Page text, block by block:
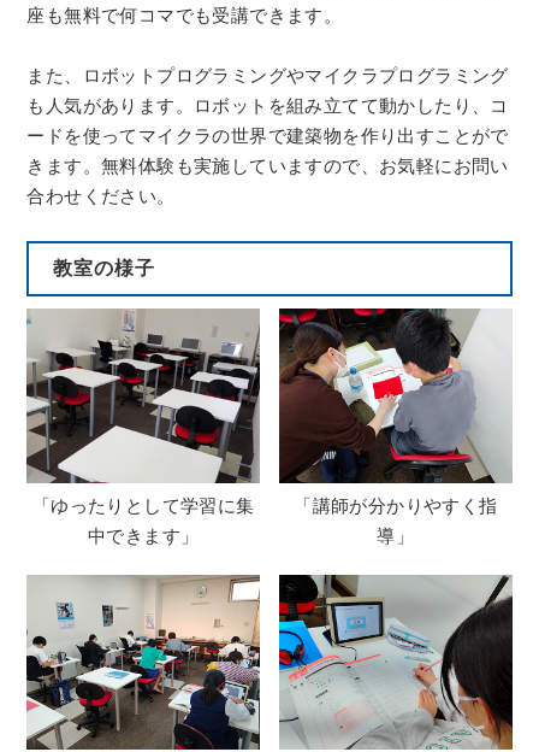
座も無料で何コマでも受講できます。
また、ロボットプログラミングやマイクラプログラミング
も人気があります。ロボットを組み立てて動かしたり、コ
ードを使ってマイクラの世界で建築物を作り出すことがで
きます。無料体験も実施していますので、お気軽にお問い
合わせください。
教室の様子
「ゆったりとして学習に集
中できます」
「講師が分かりやすく指
導」